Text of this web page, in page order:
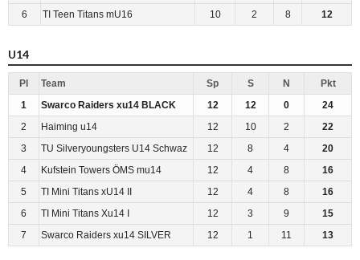
6
TI Teen Titans mU16 10 2 8 12
U14
Pl Team Sp S N
Pkt
1
Swarco Raiders xu14 BLACK 12 12 0
24
2
Haiming u14 12 10 2
22
3
TU Silveryoungsters U14 Schwaz 12 8 4
20
4
Kufstein Towers ÖMS mu14 12 4 8
16
5
TI Mini Titans xU14 II 12 4 8
16
6
TI Mini Titans Xu14 I 12 3 9
15
7
Swarco Raiders xu14 SILVER 12 1 11 13